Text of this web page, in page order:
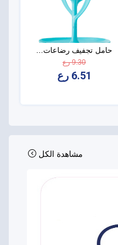
حامل تجفيف رضاعات...
9.30 رع
6.51 رع
مشاهدة الكل